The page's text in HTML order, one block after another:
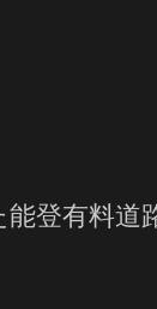
登有料